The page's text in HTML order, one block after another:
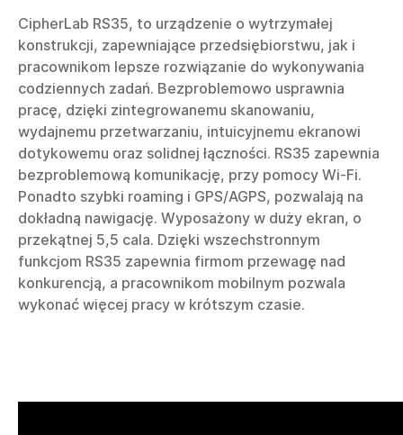
CipherLab RS35, to urządzenie o wytrzymałej
konstrukcji, zapewniające przedsiębiorstwu, jak i
pracownikom lepsze rozwiązanie do wykonywania
codziennych zadań. Bezproblemowo usprawnia
pracę, dzięki zintegrowanemu skanowaniu,
wydajnemu przetwarzaniu, intuicyjnemu ekranowi
dotykowemu oraz solidnej łączności. RS35 zapewnia
bezproblemową komunikację, przy pomocy Wi-Fi.
Ponadto szybki roaming i GPS/AGPS, pozwalają na
dokładną nawigację. Wyposażony w duży ekran, o
przekątnej 5,5 cala. Dzięki wszechstronnym
funkcjom RS35 zapewnia firmom przewagę nad
konkurencją, a pracownikom mobilnym pozwala
wykonać więcej pracy w krótszym czasie.